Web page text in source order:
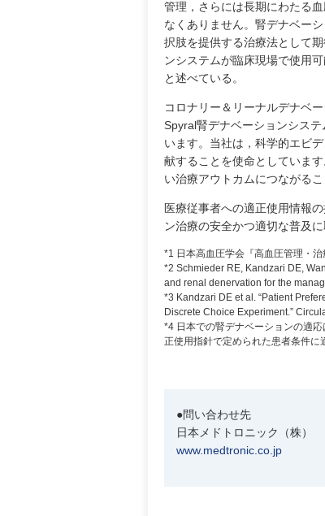
管理，さらには長期にわたる
なくありません。腎デナベー
択肢を提供する治療法として
ンシステムが臨床現場で使用
と述べている。
コロナリー＆リーナルデナベ
Spyral腎デナベーションシス
います。当社は，科学的エビ
献することを使命としていま
い治療アウトカムにつながるこ
医療従事者への適正使用情報
ン治療の安全かつ適切な普及に
*1 日本高血圧学会『高血圧管理・治
*2 Schmieder RE, Kandzari DE,
and renal denervation for the
*3 Kandzari DE et al. “Patient
Discrete Choice Experiment.”
*4 日本での腎デナベーションの適
正使用指針で定められた患者条件に
●問い合わせ先
日本メドトロニック（株）
www.medtronic.co.jp